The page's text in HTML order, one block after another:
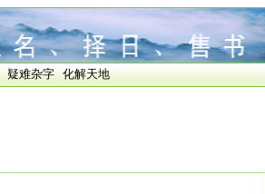
疑难杂字 化解天地